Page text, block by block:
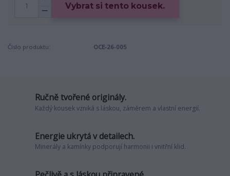
Vybrat si tento kousek.
Číslo produktu: OCE-26-005
Ručně tvořené originály.
Každý kousek vzniká s láskou, záměrem a vlastní energií.
Energie ukrytá v detailech.
Minerály a kamínky podporují harmonii i vnitřní klid.